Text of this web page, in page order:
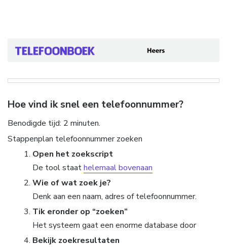
Hoe vind ik snel een telefoonnummer?
Benodigde tijd: 2 minuten.
Stappenplan telefoonnummer zoeken
Open het zoekscript
De tool staathelemaal bovenaan
Wie of wat zoek je?
Denk aan een naam, adres of telefoonnummer.
Tik eronder op “zoeken”
Het systeem gaat een enorme database door
Bekijk zoekresultaten